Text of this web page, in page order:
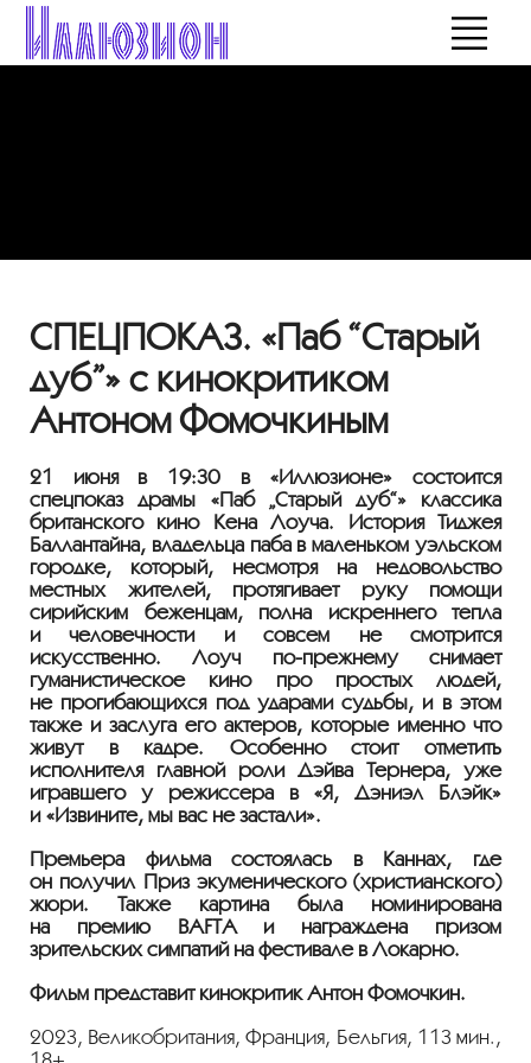
СПЕЦПОКАЗ. «Паб “Старый
дуб”» с кинокритиком
Антоном Фомочкиным
21 июня в 19:30 в «Иллюзионе» состоится
спецпоказ драмы «Паб „Старый дуб“» классика
британского кино Кена Лоуча. История Тиджея
Баллантайна, владельца паба в маленьком уэльском
городке, который, несмотря на недовольство
местных жителей, протягивает руку помощи
сирийским беженцам, полна искреннего тепла
и человечности и совсем не смотрится
искусственно. Лоуч по-прежнемуснимает
гуманистическое кино про простых людей,
не прогибающихся под ударами судьбы, и в этом
также и заслуга его актеров, которые именно что
живут в кадре. Особенно стоит отметить
исполнителя главной роли Дэйва Тернера, уже
игравшего у режиссера в «Я, Дэниэл Блэйк»
и «Извините, мы вас не застали».
Премьера фильма состоялась в Каннах, где
он получил Приз экуменического (христианского)
жюри. Также картина была номинирована
на премию BAFTA и награждена призом
зрительских симпатий на фестивале в Локарно.
Фильм представит кинокритик Антон Фомочкин.
2023, Великобритания, Франция, Бельгия, 113 мин.,